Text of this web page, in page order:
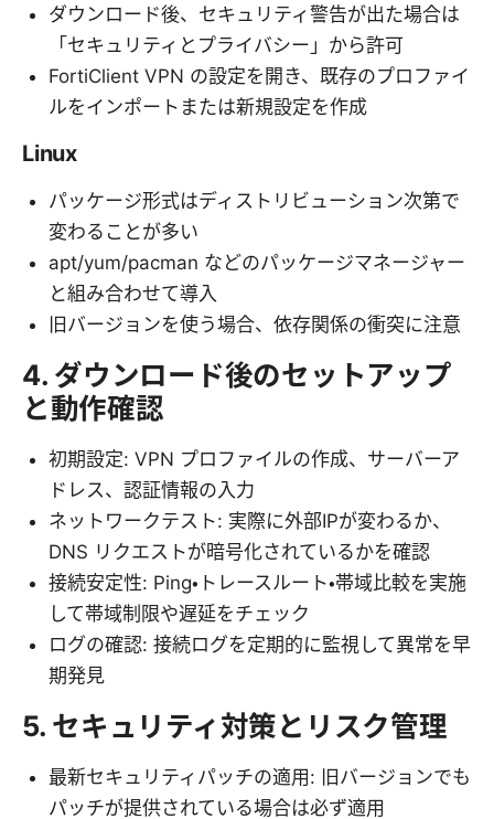
ダウンロード後、セキュリティ警告が出た場合は
「セキュリティとプライバシー」から許可
FortiClient VPN の設定を開き、既存のプロファイ
ルをインポートまたは新規設定を作成
Linux
パッケージ形式はディストリビューション次第で
変わることが多い
apt/yum/pacman などのパッケージマネージャー
と組み合わせて導入
旧バージョンを使う場合、依存関係の衝突に注意
4. ダウンロード後のセットアップ
と動作確認
初期設定: VPN プロファイルの作成、サーバーア
ドレス、認証情報の入力
ネットワークテスト: 実際に外部IPが変わるか、
DNS リクエストが暗号化されているかを確認
接続安定性: Ping・トレースルート・帯域比較を実施
して帯域制限や遅延をチェック
ログの確認: 接続ログを定期的に監視して異常を早
期発見
5. セキュリティ対策とリスク管理
最新セキュリティパッチの適用: 旧バージョンでも
パッチが提供されている場合は必ず適用